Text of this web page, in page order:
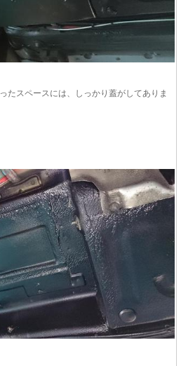
たスペースには、しっかり蓋がしてありま